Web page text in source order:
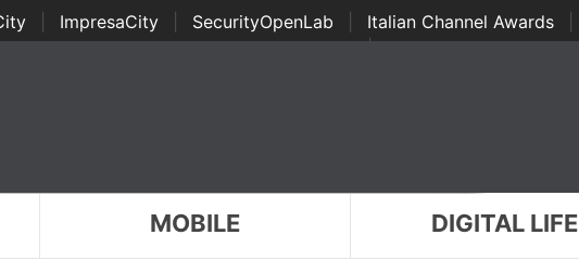
ImpresaCity SecurityOpenLab Italian Channel Awards
Awards | ...
MOBILE DIGITAL LIFE